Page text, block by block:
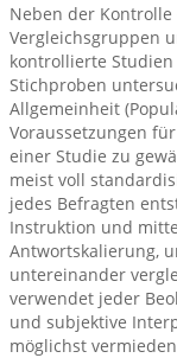
Neben der
Vergleichsgruppen
kontrollierte
Stichproben
Allgemeinheit
Voraussetzungen
einer Studie zu
meist voll
jedes Befragten
Instruktion und
Antwortskalierung,
untereinander
verwendet jeder
und subjektive
möglichst